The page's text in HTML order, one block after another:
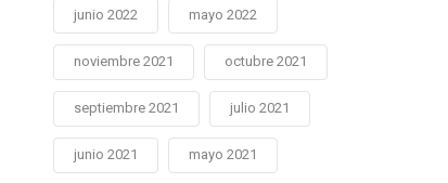
junio 2022 mayo 2022
noviembre 2021 octubre 2021
septiembre 2021 julio 2021
junio 2021 mayo 2021